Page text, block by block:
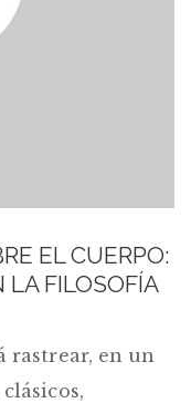
EL CUERPO:
LA FILOSOFÍA
rastrear, en un